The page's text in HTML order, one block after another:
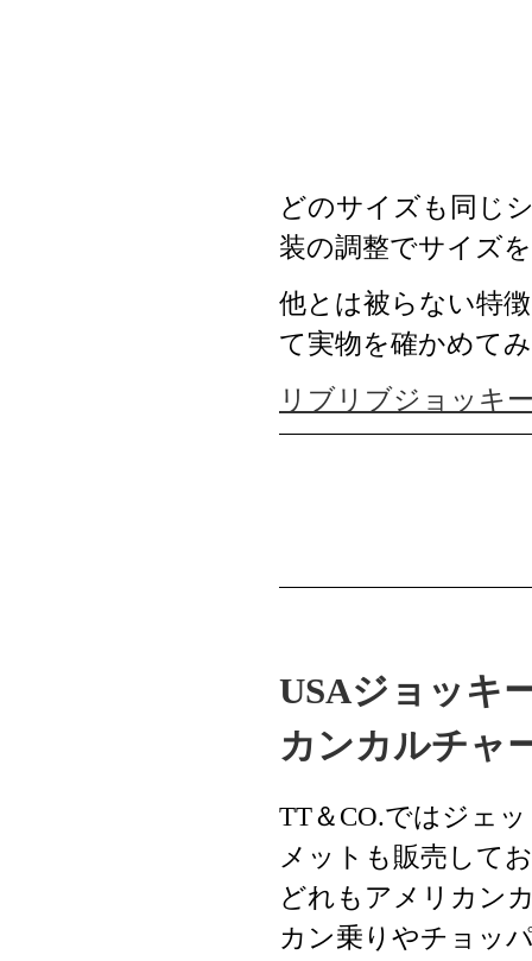
どのサイズも同じ
装の調整でサイズ
他とは被らない特
て実物を確かめて
リブリブジョッキ
USAジョッキ
カンカルチャ
TT＆CO.ではジェ
メットも販売して
どれもアメリカン
カン乗りやチョッ